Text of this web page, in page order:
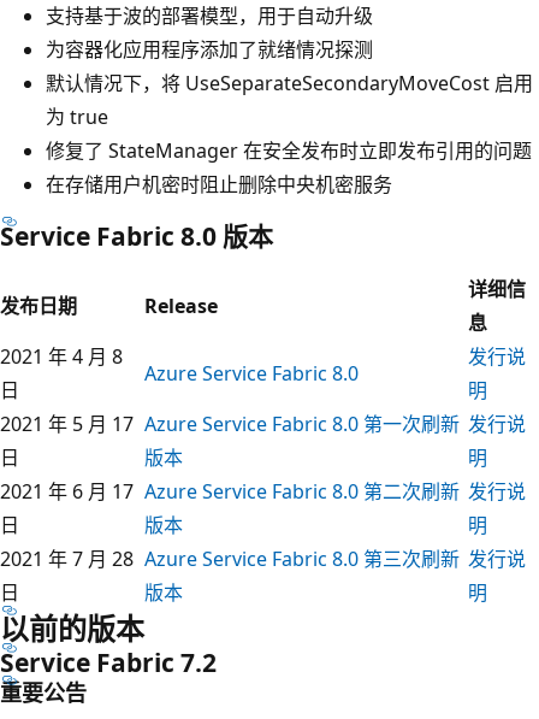
支持基于波的部署模型，用于自动升级
为容器化应用程序添加了就绪情况探测
默认情况下，将 UseSeparateSecondaryMoveCost 启用
为 true
修复了 StateManager 在安全发布时立即发布引用的问题
在存储用户机密时阻止删除中央机密服务
Service Fabric 8.0 版本
发布日期 Release
详细信
息
2021 年 4 月 8
日
Azure Service Fabric 8.0
发行说
明
2021 年 5 月 17
日
Azure Service Fabric 8.0 第一次刷新
版本
发行说
明
2021 年 6 月 17
日
Azure Service Fabric 8.0 第二次刷新
版本
发行说
明
2021 年 7 月 28
日
Azure Service Fabric 8.0 第三次刷新
版本
发行说
明
以前的版本
Service Fabric 7.2
重要公告